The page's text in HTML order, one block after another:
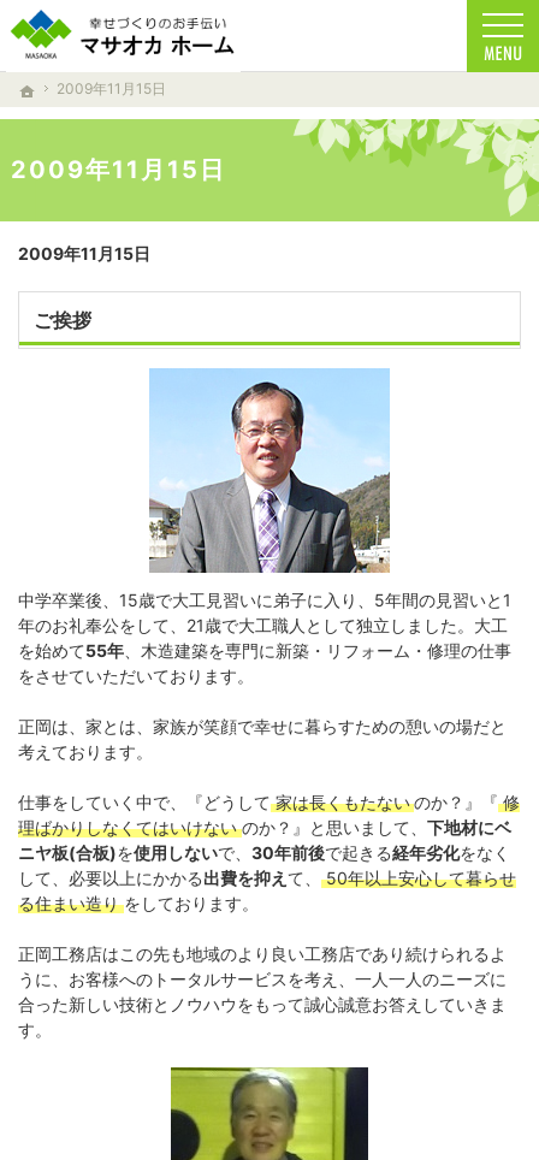
ホーム
2009年11月15日
2009年11月15日
家族の健康を考えた家づくりを目指しています。
注文住宅からリフォームまで、自然素材を使用したマサオカホームの家づくり。 天然
2009年11月15日
ご挨拶
中学卒業後、15歳で大工見習いに弟子に入り、5年間の見習いと1
年のお礼奉公をして、21歳で大工職人として独立しました。大工
を始めて55年 、木造建築を専門に新築・リフォーム・修理の仕事
をさせていただいております。
正岡は、家とは、家族が笑顔で幸せに暮らすための憩いの場だと
考えております。
仕事をしていく中で、『どうして 家は長くもたない のか？』『 修
理ばかりしなくてはいけない のか？』と思いまして、 下地材にベ
ニヤ板(合板)を使用しないで、 30年前後で起きる経年劣化をなく
して、必要以上にかかる出費を抑え て、
50年以上安心して暮らせ
る住まい造り をしております。
正岡工務店はこの先も地域のより良い工務店であり続けられるよ
うに、お客様へのトータルサービスを考え、一人一人のニーズに
合った新しい技術とノウハウをもって誠心誠意お答えしていきま
す。